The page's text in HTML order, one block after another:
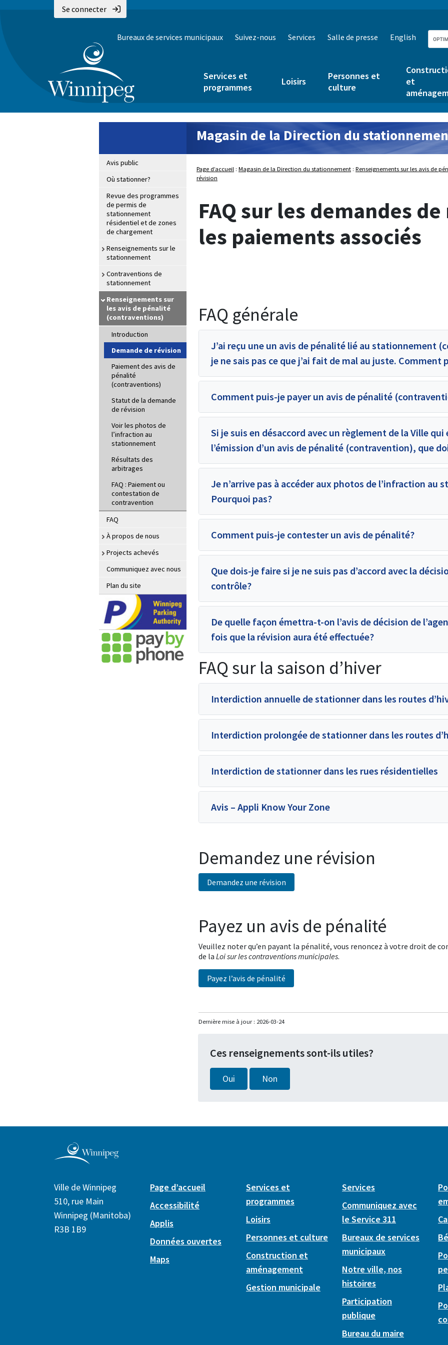
Se connecter
Bureaux de services municipaux Suivez-nous Services Salle de presse English
Services et
programmes
Loisirs
Personnes et
culture
et
Avis public
Où stationner?
Revue des programmes
de permis de
stationnement
résidentiel et de zones
de chargement
Renseignements sur le
stationnement
Contraventions de
stationnement
Renseignements sur
les avis de pénalité
(contraventions)
Introduction
Demande de révision
Paiement des avis de
pénalité
(contraventions)
Statut de la demande
de révision
Voir les photos de
l’infraction au
stationnement
Résultats des
arbitrages
FAQ : Paiement ou
contestation de
contravention
FAQ
À propos de nous
Projects achevés
Communiquez avec nous
Plan du site
Magasin de la Direction du
Page d’accueil : Magasin de la Direction du stationnement : Renseignements sur les avis de
révision
FAQ sur les demandes
les paiements associés
FAQ générale
J’ai reçu une un avis de pénalité lié au stationnement
je ne sais pas ce que j’ai fait de mal au juste. Comment
Comment puis-je payer un avis de pénalité
Si je suis en désaccord avec un règlement de la Ville
l’émission d’un avis de pénalité (contravention), que
Je n’arrive pas à accéder aux photos de l’infraction au
Pourquoi pas?
Comment puis-je contester un avis de pénalité?
Que dois-je faire si je ne suis pas d’accord avec la
contrôle?
De quelle façon émettra-t-on l’avis de décision de
fois que la révision aura été effectuée?
FAQ sur la saison d’hiver
Interdiction annuelle de stationner dans les routes
Interdiction prolongée de stationner dans les routes
Interdiction de stationner dans les rues résidentielles
Avis – Appli Know Your Zone
Demandez une révision
Demandez une révision
Payez un avis de pénalité
Veuillez noter qu’en payant la pénalité, vous renoncez à votre droit de
de la Loi sur les contraventions municipales.
Payez l’avis de pénalité
Dernière mise à jour : 2026-03-24
Ces renseignements sont-ils utiles?
Oui Non
Ville de Winnipeg
510, rue Main
Winnipeg (Manitoba)
R3B 1B9
Page d’accueil
Accessibilité
Applis
Données ouvertes
Maps
Services et
programmes
Loisirs
Personnes et culture
Construction et
aménagement
Gestion municipale
Services
Communiquez avec
le Service 311
Bureaux de services
municipaux
Notre ville, nos
histoires
Participation
publique
Bureau du maire